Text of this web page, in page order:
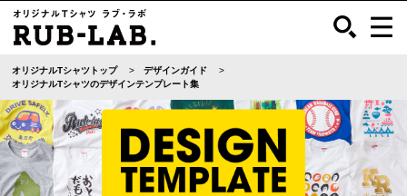
オリジナルTシャツトップ
デザインガイド
オリジナルTシャツのデザインテンプレート集